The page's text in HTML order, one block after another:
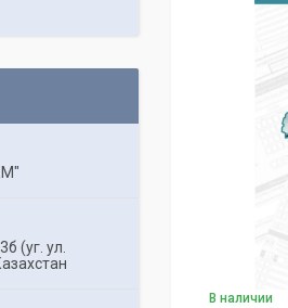
В наличии
(уг. ул.